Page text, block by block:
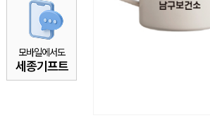
모바일에서도
세종기프트